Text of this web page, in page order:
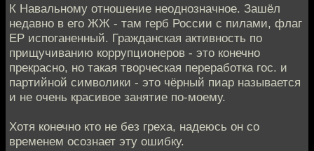
К Навальному отношение неоднозначное. Зашёл
недавно в его ЖЖ - там герб России с пилами, флаг
ЕР испоганенный. Гражданская активность по
прищучиванию коррупционеров - это конечно
прекрасно, но такая творческая переработка гос. и
партийной символики - это чёрный пиар называется
и не очень красивое занятие по-моему.
Хотя конечно кто не без греха, надеюсь он со
временем осознает эту ошибку.